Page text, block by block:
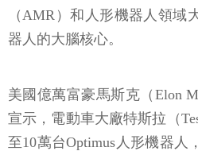
（AMR）和人形機器人領域
器人的大腦核心。
美國億萬富豪馬斯克（Elon
宣示，電動車大廠特斯拉（
至10萬台Optimus人形機器人